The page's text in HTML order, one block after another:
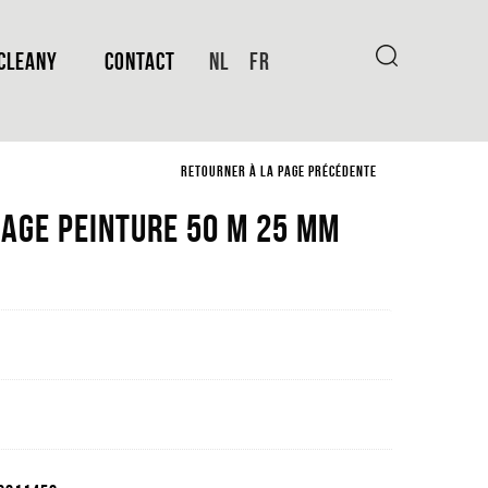
CONTACT NL FR
RETOURNER À LA PAGE PRÉCÉDENTE
Peinture 50 M 25 Mm